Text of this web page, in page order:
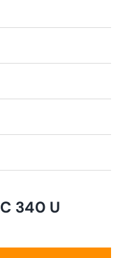
340 U